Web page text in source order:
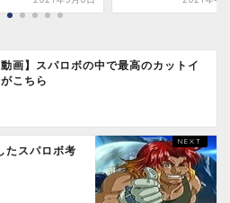
動画】スパロボの中で最高のカットイ
こちら
たスパロボ考